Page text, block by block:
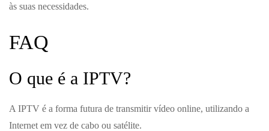
às suas necessidades.
FAQ
O que é a IPTV?
A IPTV é a forma futura de transmitir vídeo online, utilizando a
Internet em vez de cabo ou satélite.